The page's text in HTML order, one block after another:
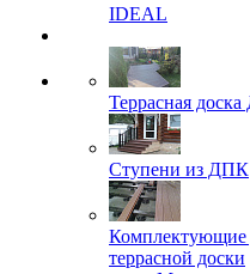
IDEAL
Террасная
Ступени из ДПК
Комплектующие
террасной доски